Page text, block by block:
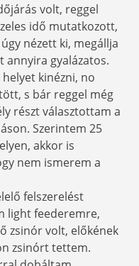
volt, reggel
idő mutatkozott,
nézett ki, megállja
annyira gyalázatos.
kinézni, no
s bár reggel még
részt választottam a
Szerintem 25
akkor is
nem ismerem a
felszerelést
light feederemre,
zsinór volt, előkének
zsinórt tettem.